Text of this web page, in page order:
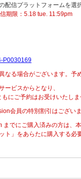
配信プラットフォームを選
期限：5.18 tue. 11:59pm
P0030169
なる場合がございます。予
ビスからとなり、
にご予約はお受けいたし
会員の特別割引はござい
でにご購入済みの方は、
ト」をあらたに購入する